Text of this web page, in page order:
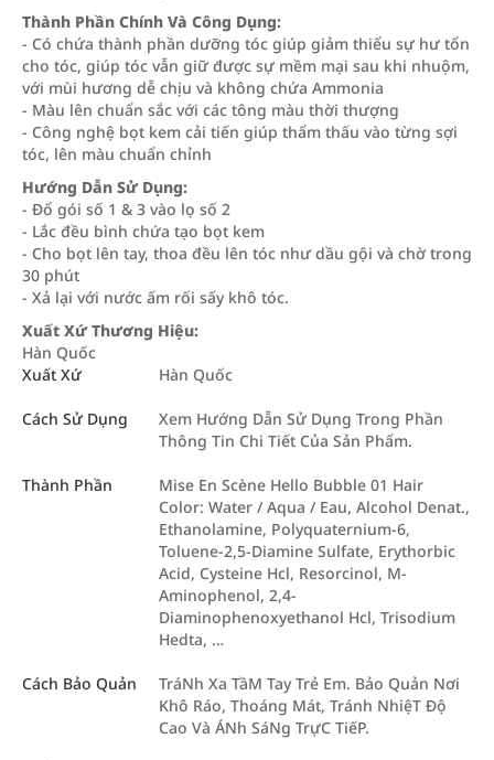
Thành Phần Chính Và Công Dụng:
- Có chứa thành phần dưỡng tóc giúp giảm thiểu sự hư tổn
cho tóc, giúp tóc vẫn giữ được sự mềm mại sau khi nhuộm,
với mùi hương dễ chịu và không chứa Ammonia
- Màu lên chuẩn sắc với các tông màu thời thượng
- Công nghệ bọt kem cải tiến giúp thẩm thấu vào từng sợi
tóc, lên màu chuẩn chỉnh
Hướng Dẫn Sử Dụng:
- Đổ gói số 1 & 3 vào lọ số 2
- Lắc đều bình chứa tạo bọt kem
- Cho bọt lên tay, thoa đều lên tóc như dầu gội và chờ trong
30 phút
- Xả lại với nước ấm rối sấy khô tóc.
Xuất Xứ Thương Hiệu:
Hàn Quốc
Xuất Xứ
Hàn Quốc
Cách Sử Dụng
Xem Hướng Dẫn Sử Dụng Trong Phần
Thông Tin Chi Tiết Của Sản Phẩm.
Thành Phần
Mise En Scène Hello Bubble 01 Hair
Color: Water / Aqua / Eau, Alcohol Denat.,
Ethanolamine, Polyquaternium-6,
Toluene-2,5-Diamine Sulfate, Erythorbic
Acid, Cysteine Hcl, Resorcinol, M-
Aminophenol, 2,4-
Diaminophenoxyethanol Hcl, Trisodium
Hedta, …
Cách Bảo Quản
TráNh Xa TầM Tay Trẻ Em. Bảo Quản Nơi
Khô Ráo, Thoáng Mát, Tránh NhiệT Độ
Cao Và ÁNh SáNg TrựC TiếP.